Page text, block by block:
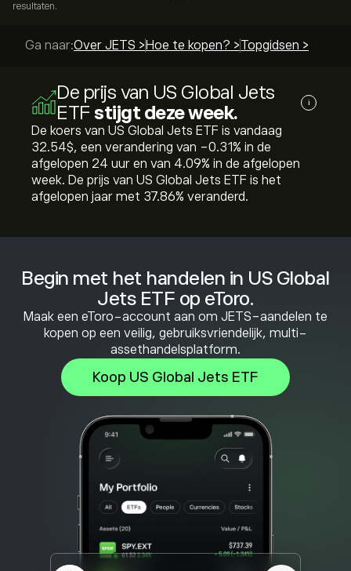
Begin met het handelen in US Global
Jets ETF op eToro.
Maak een eToro-account aan om JETS-aandelen te
kopen op een veilig, gebruiksvriendelijk, multi-
assethandelsplatform.
Koop US Global Jets ETF
resultaten.
Ga naar:Over JETS > Hoe te kopen? >Topgidsen >
De prijs van US Global Jets
ETF stijgt deze week. i
De koers van US Global Jets ETF is vandaag
32.54‎$‎, een verandering van ‎-0.31‎% in de
afgelopen 24 uur en van ‎4.09‎% in de afgelopen
week. De prijs van US Global Jets ETF is het
afgelopen jaar met ‎37.86‎% veranderd.